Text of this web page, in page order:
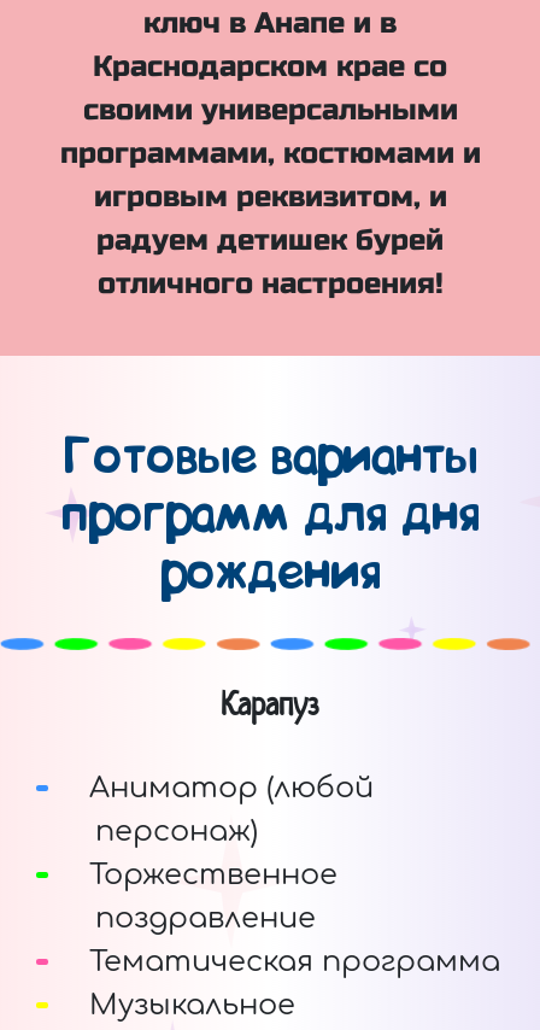
ключ в Анапе и в
Краснодарском крае со
своими универсальными
программами, костюмами и
игровым реквизитом, и
радуем детишек бурей
отличного настроения!
Готовые варианты
программ для дня
рождения
Карапуз
Аниматор (любой
персонаж)
Торжественное
поздравление
Тематическая программа
Музыкальное